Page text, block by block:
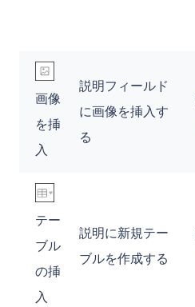
画像
を挿
入
説明フィールド
に画像を挿入す
る
テー
ブル
の挿
入
説明に新規テー
ブルを作成する